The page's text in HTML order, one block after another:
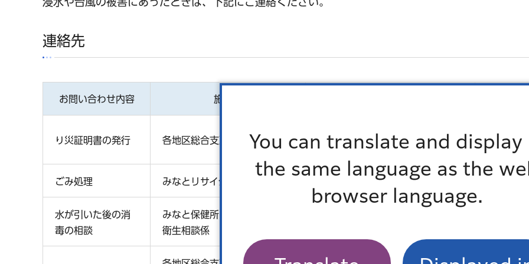
You can translate and display
the same language as the
browser language.
連絡先
お問い合わせ内容 施設名
り災証明書の発行 各地区総合支所 管理課管理係 各地区総合支所（下記）
各地区総
（下記）
ごみ処理 みなとリサイクル清掃事務所 港南3丁目9番59号
水が引いた後の消
毒の相談
みなと保健所 生活衛生課 生活
衛生相談係